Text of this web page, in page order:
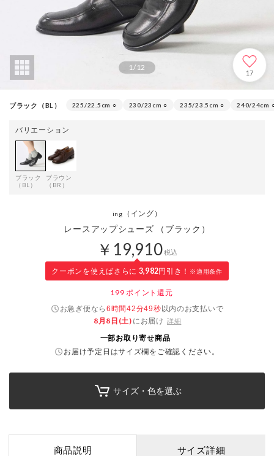
1/12
17
ブラック（BL） 225/22.5cm ○ 230/23cm ○ 235/23.5cm ○ 240/24cm
バリエーション
ブラック
（BL）
ブラウン
（BR）
ing （イング）
レースアップシューズ （ブラック）
￥19,910税込
クーポンを使えばさらに 3,982円引き！ ※適用条件
199 ポイント還元
お急ぎ便なら6時間42分48秒以内のお支払いで
8月8日(土) にお届け 詳細
一部お取り寄せ商品
お届け予定日はサイズ欄をご確認ください。
サイズ・色を選ぶ
商品説明 サイズ詳細